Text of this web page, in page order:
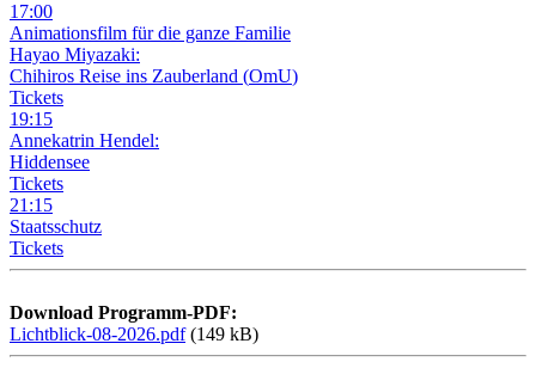
17:00
Animationsfilm für die ganze Familie
Hayao Miyazaki:
Chihiros Reise ins Zauberland (OmU)
Tickets
19:15
Annekatrin Hendel:
Hiddensee
Tickets
21 :15
Staatsschutz
Tickets
Download Programm-PDF:
Lichtblick-08-2026.pdf (149 kB)